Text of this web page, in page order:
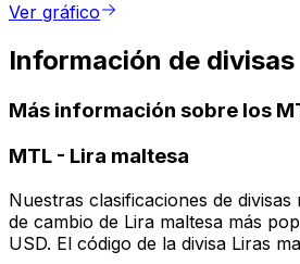
Ver gráfico
Información de divisas
Más información sobre los
MTL - Lira maltesa
Nuestras clasificaciones de
de cambio de Lira maltesa más
USD. El código de la divisa Liras